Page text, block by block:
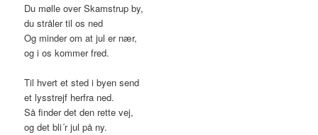
Du mølle over Skamstrup by,
du stråler til os ned
Og minder om at jul er nær,
og i os kommer fred.
Til hvert et sted i byen send
et lysstrejf herfra ned.
Så finder det den rette vej,
og det bli´r jul på ny.